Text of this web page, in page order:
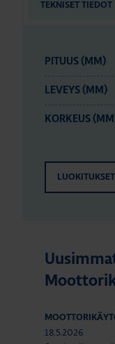
TEKNISET TIEDOT
PITUUS (MM)
LEVEYS (MM)
KORKEUS
18.5.2026